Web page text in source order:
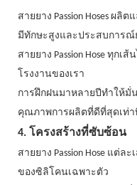
สายยาง Passion Hoses ผ
มีทักษะสูงและประสบการ
สายยาง Passion Hose ทุกเ
โรงงานของเรา
การฝึกฝนมาหลายปีทำให้มั่น
คุณภาพการผลิตที่ดีที่สุดเท่า
4. โครงสร้างที่ซับซ้อน
สายยาง Passion Hose แต่
ของซิลิโคนเฉพาะตัว